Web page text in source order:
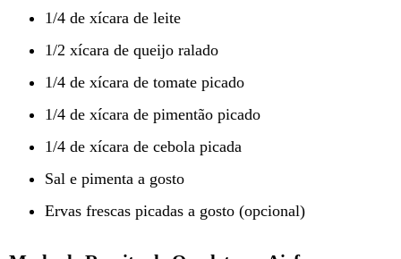
1/4 de xícara de leite
1/2 xícara de queijo ralado
1/4 de xícara de tomate picado
1/4 de xícara de pimentão picado
1/4 de xícara de cebola picada
Sal e pimenta a gosto
Ervas frescas picadas a gosto (opcional)